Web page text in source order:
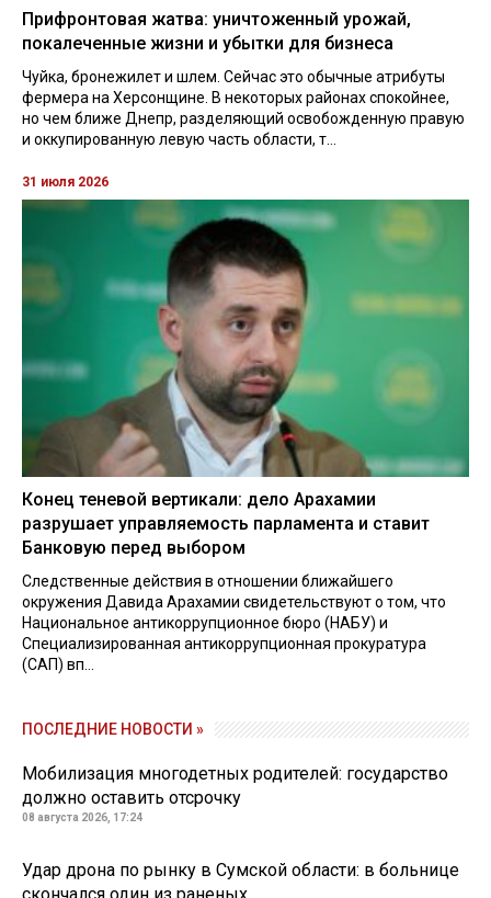
Прифронтовая жатва: уничтоженный урожай,
покалеченные жизни и убытки для бизнеса
Чуйка, бронежилет и шлем. Сейчас это обычные атрибуты
фермера на Херсонщине. В некоторых районах спокойнее,
но чем ближе Днепр, разделяющий освобожденную правую
и оккупированную левую часть области, т...
31 июля 2026
Конец теневой вертикали: дело Арахамии
разрушает управляемость парламента и ставит
Банковую перед выбором
Следственные действия в отношении ближайшего
окружения Давида Арахамии свидетельствуют о том, что
Национальное антикоррупционное бюро (НАБУ) и
Специализированная антикоррупционная прокуратура
(САП) вп...
ПОСЛЕДНИЕ НОВОСТИ »
Мобилизация многодетных родителей: государство
должно оставить отсрочку
08 августа 2026, 17:24
Удар дрона по рынку в Сумской области: в больнице